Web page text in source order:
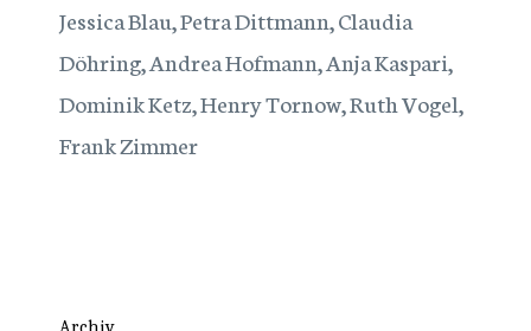
Jessica Blau, Petra Dittmann, Claudia
Döhring, Andrea Hofmann, Anja Kaspari,
Dominik Ketz, Henry Tornow, Ruth Vogel,
Frank Zimmer